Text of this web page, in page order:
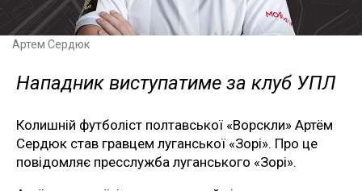
Артем Сердюк
Нападник виступатиме за клуб УПЛ
Колишній футболіст полтавської «Ворскли» Артём
Сердюк став гравцем луганської «Зорі». Про це
повідомляє пресслужба луганського «Зорі».